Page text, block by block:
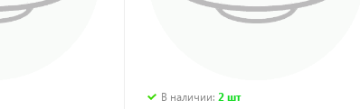
В наличии: 2 шт